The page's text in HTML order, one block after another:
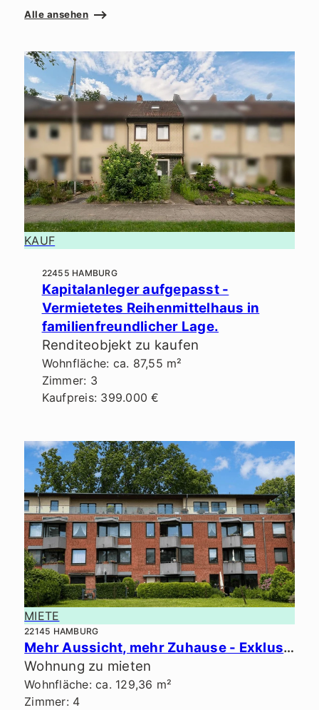
Alle ansehen
KAUF
22455 HAMBURG
Kapitalanleger aufgepasst -
Vermietetes Reihenmittelhaus in
familienfreundlicher Lage.
Renditeobjekt zu kaufen
Wohnfläche: ca. 87,55 m²
Zimmer: 3
Kaufpreis: 399.000 €
MIETE
22145 HAMBURG
Mehr Aussicht, mehr Zuhause - Exklusives Penthouse in ruhiger Lage.
Wohnung zu mieten
Wohnfläche: ca. 129,36 m²
Zimmer: 4